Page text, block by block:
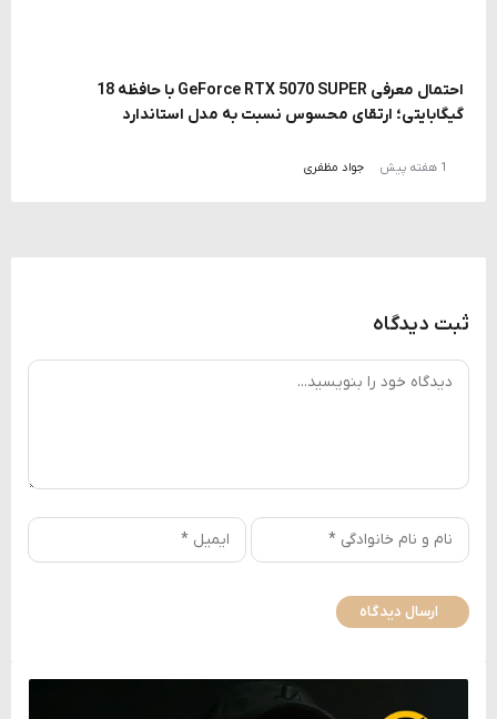
احتمال معرفی GeForce RTX 5070 SUPER با حافظه 18
گیگابایتی؛ ارتقای محسوس نسبت به مدل استاندارد
1 هفته پیش جواد مظفری
ثبت دیدگاه